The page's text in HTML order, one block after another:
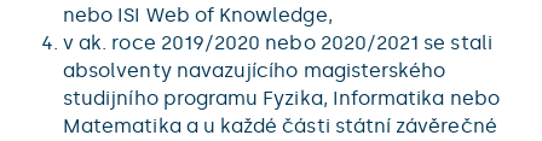
nebo ISI Web of Knowledge,
v ak. roce 2019/2020 nebo 2020/2021 se stali
absolventy navazujícího magisterského
studijního programu Fyzika, Informatika nebo
Matematika a u každé části státní závěrečné